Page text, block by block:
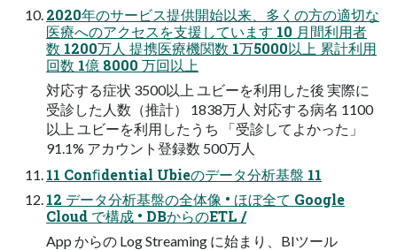
2020年のサービス提供開始以来、多くの方の適切な
医療へのアクセスを支援しています 10 月間利用者
数 1200万人 提携医療機関数 1万5000以上 累計利用
回数 1億 8000 万回以上
対応する症状 3500以上 ユビーを利用した後 実際に
受診した人数（推計） 1838万人 対応する病名 1100
以上 ユビーを利用したうち 「受診してよかった」
91.1% アカウント登録数 500万人
11 Conﬁdential Ubieのデータ分析基盤 11
12 データ分析基盤の全体像 • ほぼ全て Google
Cloud で構成 • DBからのETL /
App からの Log Streaming に始まり、BIツール